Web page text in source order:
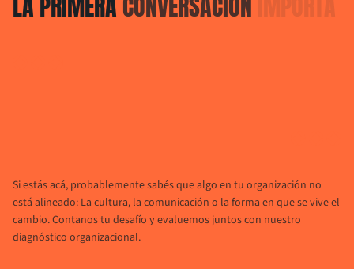
Si estás acá, probablemente sabés que algo en tu organización no
está alineado: La cultura, la comunicación o la forma en que se vive el
cambio. Contanos tu desafío y evaluemos juntos con nuestro
diagnóstico organizacional.